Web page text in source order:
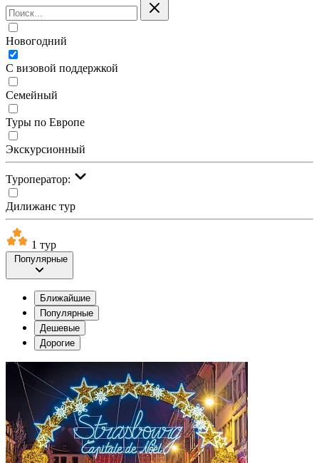
Новогодний
С визовой поддержкой
Семейный
Туры по Европе
Экскурсионный
Туроператор:
Дилижанс тур
1 тур
Популярные
Ближайшие
Популярные
Дешевые
Дорогие